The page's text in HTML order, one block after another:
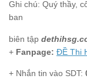
Ghi chú: Quý thầy,
ban
biên tập
+ Fanpage: ĐỀ Thi
+ Nhắn tin vào SDT: